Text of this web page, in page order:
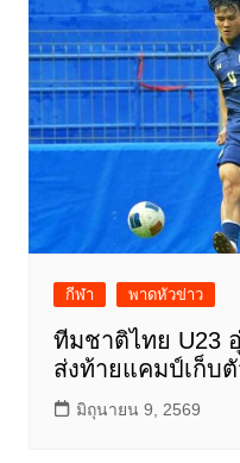
กีฬา พาดหัวข่าว
ทีมชาติไทย U23
ส่งท้ายแคมป์เก็บ
มิถุนายน 9, 2569